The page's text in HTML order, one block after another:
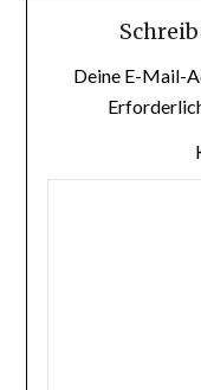
Deine E-Mail-